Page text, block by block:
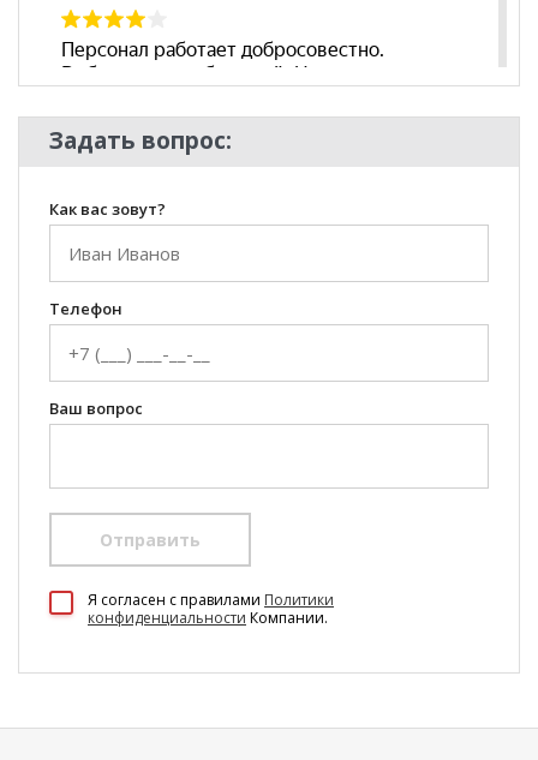
Задать вопрос:
Как вас зовут?
Телефон
Ваш вопрос
Отправить
Я согласен c правилами Политики
конфиденциальности Компании.